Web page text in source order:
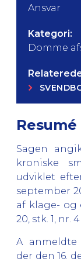
Ansvar
Kategori:
Domme
Resumé
Sagen
kroniske
udviklet
september
af klage- og
20, stk. 1, nr.
A anmeldte
der den 16.